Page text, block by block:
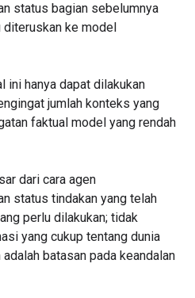
status bagian sebelumnya
diteruskan ke model
ini hanya dapat dilakukan
jumlah konteks yang
faktual model yang rendah
dari cara agen
status tindakan yang telah
perlu dilakukan; tidak
yang cukup tentang dunia
adalah batasan pada keandalan